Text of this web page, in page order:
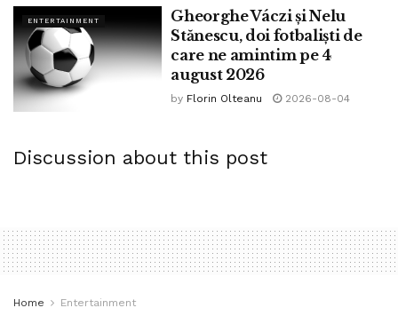
ENTERTAINMENT
Gheorghe Váczi și Nelu
Stănescu, doi fotbaliști de
care ne amintim pe 4
august 2026
by Florin Olteanu 2026-08-04
Discussion about this post
Home Entertainment